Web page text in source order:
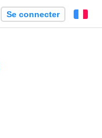
Se connecter